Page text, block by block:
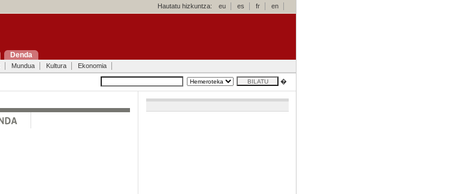
Hautatu hizkuntza: eu es fr en
Denda
Mundua Kultura Ekonomia
�